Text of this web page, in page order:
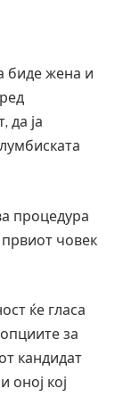
биде жена и
да ја
процедура
човек
ќе гласа
за
кандидат
оној кој